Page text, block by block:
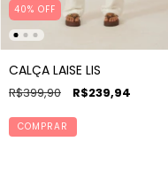
40% OFF
CALÇA LAISE LIS
R$399,90 R$239,94
COMPRAR